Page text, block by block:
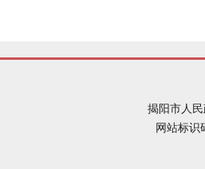
揭阳市人
网站标